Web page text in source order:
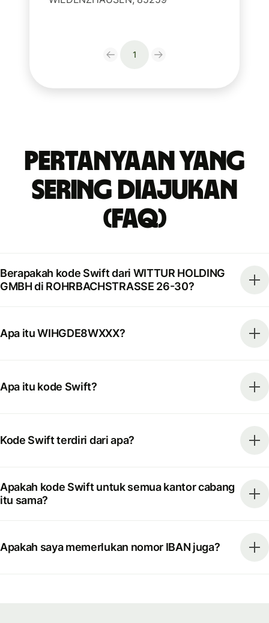
1
Pertanyaan yang
Sering Diajukan
(FAQ)
Berapakah kode Swift dari WITTUR HOLDING
GMBH di ROHRBACHSTRASSE 26-30?
Apa itu WIHGDE8WXXX?
Apa itu kode Swift?
Kode Swift terdiri dari apa?
Apakah kode Swift untuk semua kantor cabang
itu sama?
Apakah saya memerlukan nomor IBAN juga?